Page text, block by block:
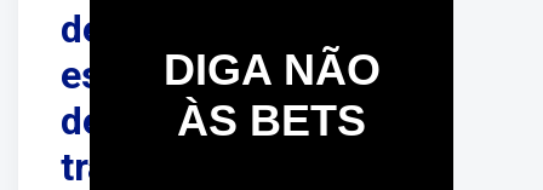
descobre
esquema
de
tráfico
DIGA NÃO
ÀS BETS